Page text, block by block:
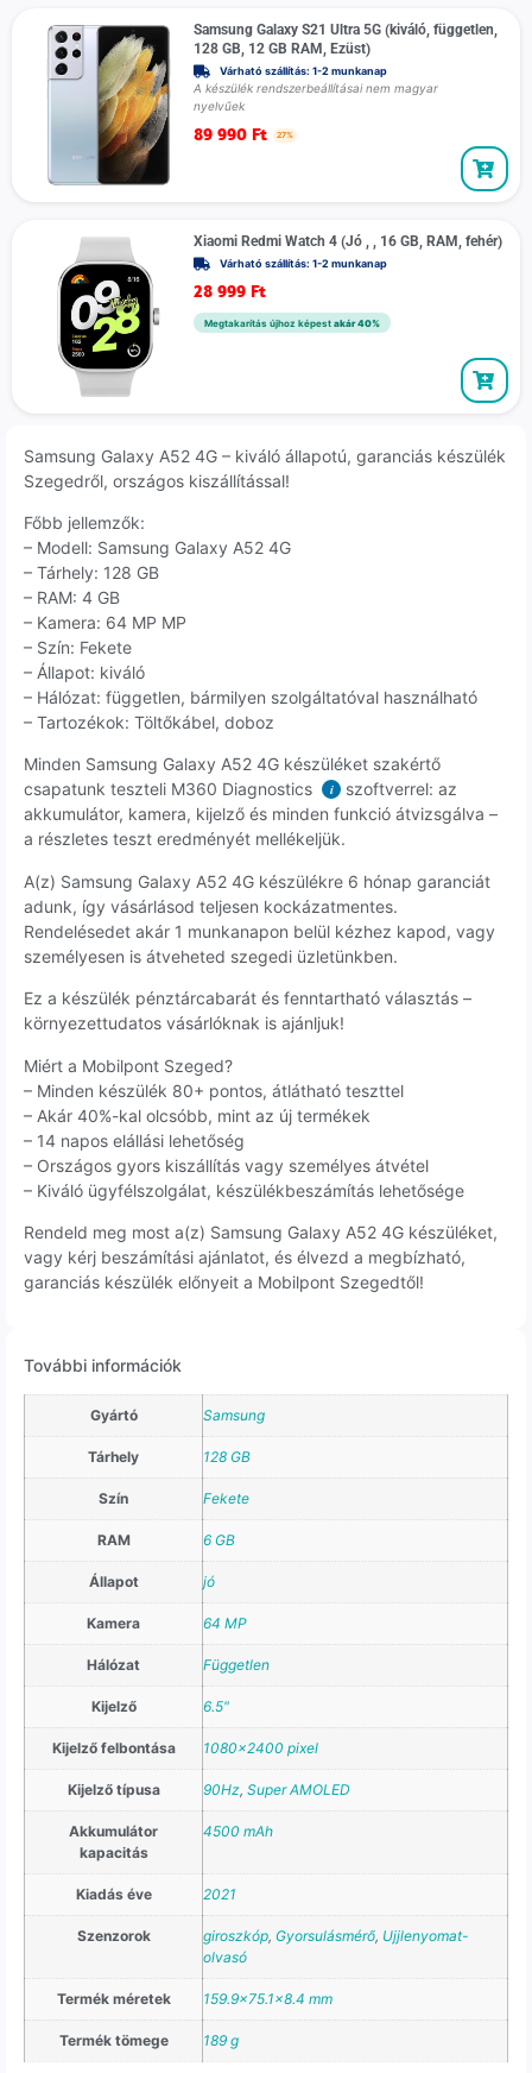
Samsung Galaxy S21 Ultra 5G (kiváló, független,
128 GB, 12 GB RAM, Ezüst)
Várható szállítás: 1-2 munkanap
A készülék rendszerbeállításai nem magyar
nyelvűek
89 990 Ft 27%
Xiaomi Redmi Watch 4 (Jó , , 16 GB, RAM, fehér)
Várható szállítás: 1-2 munkanap
28 999 Ft
Megtakarítás újhoz képest akár 40%
Samsung Galaxy A52 4G – kiváló állapotú, garanciás készülék
Szegedről, országos kiszállítással!
Főbb jellemzők:
– Modell: Samsung Galaxy A52 4G
– Tárhely: 128 GB
– RAM: 4 GB
– Kamera: 64 MP MP
– Szín: Fekete
– Állapot: kiváló
– Hálózat: független, bármilyen szolgáltatóval használható
– Tartozékok: Töltőkábel, doboz
Minden Samsung Galaxy A52 4G készüléket szakértő
csapatunk teszteli M360 Diagnostics
i
szoftverrel: az
akkumulátor, kamera, kijelző és minden funkció átvizsgálva –
a részletes teszt eredményét mellékeljük.
A(z) Samsung Galaxy A52 4G készülékre 6 hónap garanciát
adunk, így vásárlásod teljesen kockázatmentes.
Rendelésedet akár 1 munkanapon belül kézhez kapod, vagy
személyesen is átveheted szegedi üzletünkben.
Ez a készülék pénztárcabarát és fenntartható választás –
környezettudatos vásárlóknak is ajánljuk!
Miért a Mobilpont Szeged?
– Minden készülék 80+ pontos, átlátható teszttel
– Akár 40%-kal olcsóbb, mint az új termékek
– 14 napos elállási lehetőség
– Országos gyors kiszállítás vagy személyes átvétel
– Kiváló ügyfélszolgálat, készülékbeszámítás lehetősége
Rendeld meg most a(z) Samsung Galaxy A52 4G készüléket,
vagy kérj beszámítási ajánlatot, és élvezd a megbízható,
garanciás készülék előnyeit a Mobilpont Szegedtől!
További információk
Gyártó Samsung
Tárhely 128 GB
Szín Fekete
RAM 6 GB
Állapot jó
Kamera 64 MP
Hálózat Független
Kijelző 6.5"
Kijelző felbontása 1080×2400 pixel
Kijelző típusa 90Hz, Super AMOLED
Akkumulátor
kapacitás
4500 mAh
Kiadás éve 2021
Szenzorok giroszkóp, Gyorsulásmérő, Ujjlenyomat-
olvasó
Termék méretek 159.9×75.1×8.4 mm
Termék tömege 189 g